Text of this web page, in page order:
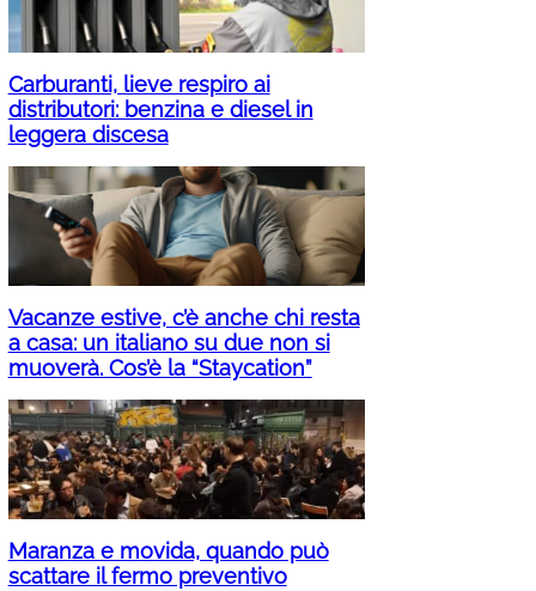
Carburanti, lieve respiro ai
distributori: benzina e diesel in
leggera discesa
Vacanze estive, c’è anche chi resta
a casa: un italiano su due non si
muoverà. Cos’è la “Staycation”
Maranza e movida, quando può
scattare il fermo preventivo